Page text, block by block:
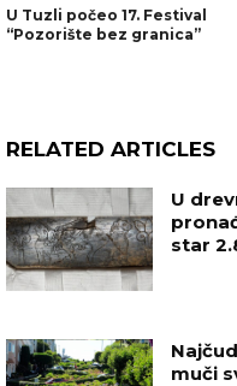
U Tuzli počeo 17. Festival
“Pozorište bez granica”
RELATED ARTICLES
U
star
muči